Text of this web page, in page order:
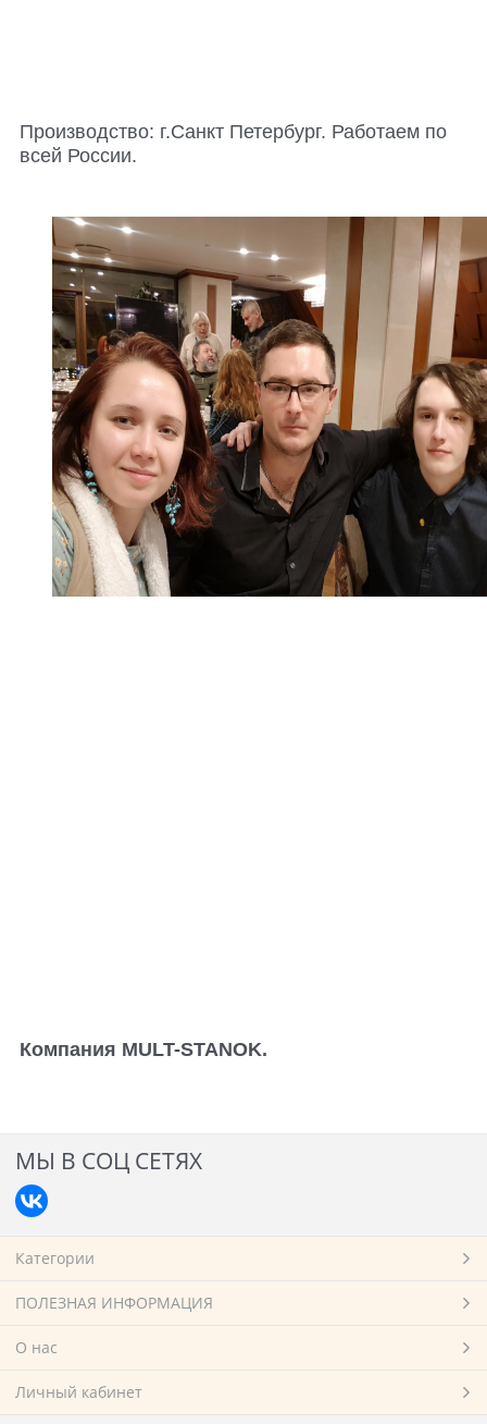
Производство: г.Санкт Петербург. Работаем по
всей России.
Компания MULT-STANOK.
МЫ В СОЦ СЕТЯХ
Категории
ПОЛЕЗНАЯ ИНФОРМАЦИЯ
О нас
Личный кабинет